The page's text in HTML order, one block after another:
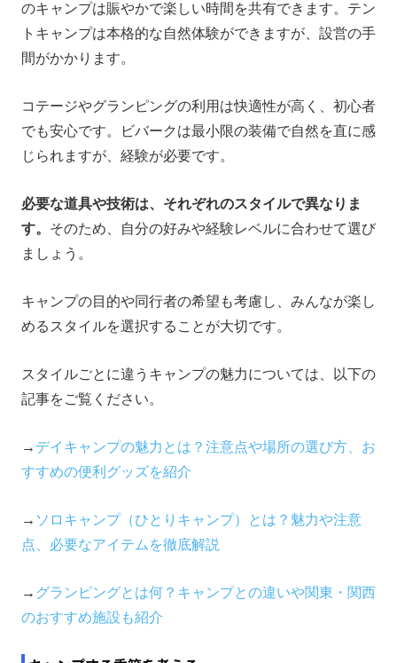
のキャンプは賑やかで楽しい時間を共有できます。テン
トキャンプは本格的な自然体験ができますが、設営の手
間がかかります。
コテージやグランピングの利用は快適性が高く、初心者
でも安心です。ビバークは最小限の装備で自然を直に感
じられますが、経験が必要です。
必要な道具や技術は、それぞれのスタイルで異なりま
す。 そのため、自分の好みや経験レベルに合わせて選び
ましょう。
キャンプの目的や同行者の希望も考慮し、みんなが楽し
めるスタイルを選択することが大切です。
スタイルごとに違うキャンプの魅力については、以下の
記事をご覧ください。
→ デイキャンプの魅力とは？注意点や場所の選び方、お
すすめの便利グッズを紹介
→ ソロキャンプ（ひとりキャンプ）とは？魅力や注意
点、必要なアイテムを徹底解説
→ グランピングとは何？キャンプとの違いや関東・関西
のおすすめ施設も紹介